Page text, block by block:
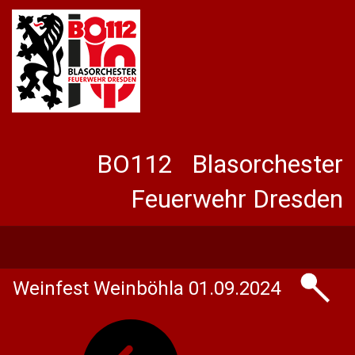
BO112 Blasorchester
Feuerwehr Dresden
Weinfest Weinböhla 01.09.2024